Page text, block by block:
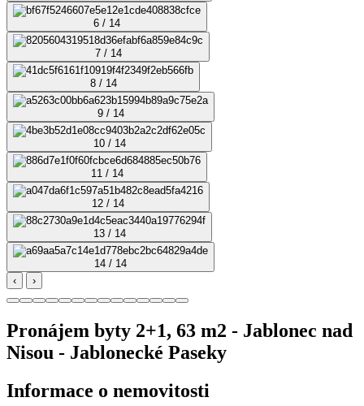
6 / 14
7 / 14
8 / 14
9 / 14
10 / 14
11 / 14
12 / 14
13 / 14
14 / 14
‹
›
Pronájem byty 2+1, 63 m2 - Jablonec nad
Nisou - Jablonecké Paseky
Informace o nemovitosti